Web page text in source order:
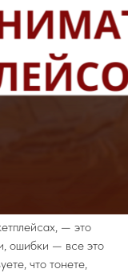
— это
ошибки — все это
что тонете,